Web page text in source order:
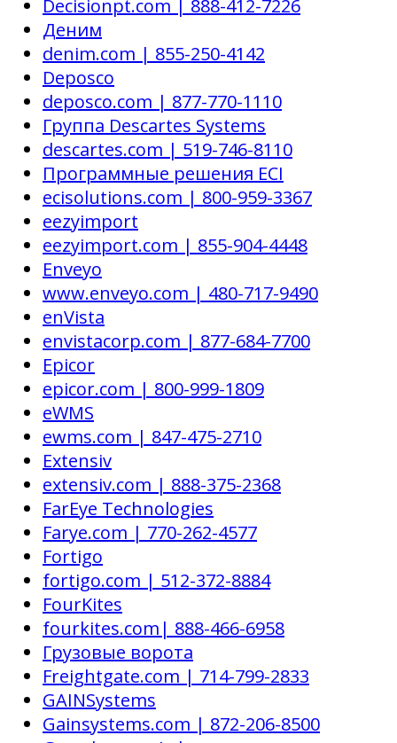
Decisionpt.com | 888-412-7226
Деним
denim.com | 855-250-4142
Deposco
deposco.com | 877-770-1110
Группа Descartes Systems
descartes.com | 519-746-8110
Программные решения ECI
ecisolutions.com | 800-959-3367
eezyimport
eezyimport.com | 855-904-4448
Enveyo
www.enveyo.com | 480-717-9490
enVista
envistacorp.com | 877-684-7700
Epicor
epicor.com | 800-999-1809
eWMS
ewms.com | 847-475-2710
Extensiv
extensiv.com | 888-375-2368
FarEye Technologies
Farye.com | 770-262-4577
Fortigo
fortigo.com | 512-372-8884
FourKites
fourkites.com| 888-466-6958
Грузовые ворота
Freightgate.com | 714-799-2833
GAINSystems
Gainsystems.com | 872-206-8500